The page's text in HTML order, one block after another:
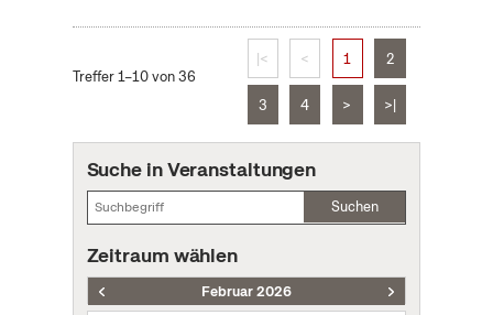
Treffer 1–10 von 36
|< < 1 2
3 4 > >|
Suche in Veranstaltungen
Suchen
Zeitraum wählen
Februar 2026